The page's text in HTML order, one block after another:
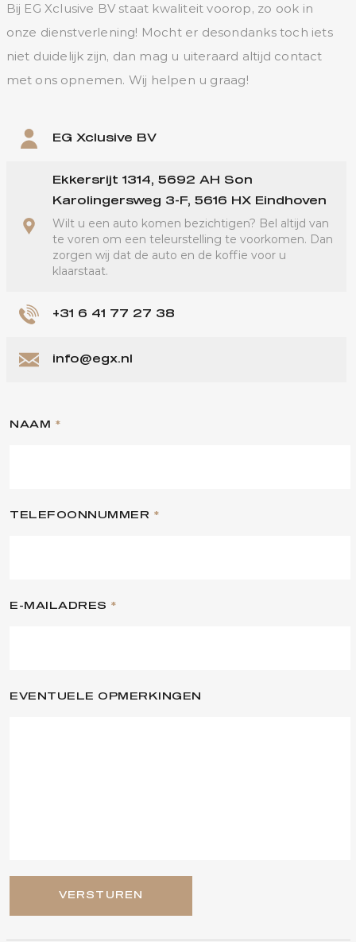
Bij EG Xclusive BV staat kwaliteit voorop, zo ook in
onze dienstverlening! Mocht er desondanks toch iets
niet duidelijk zijn, dan mag u uiteraard altijd contact
met ons opnemen. Wij helpen u graag!
EG Xclusive BV
Ekkersrijt 1314, 5692 AH Son
Karolingersweg 3-F, 5616 HX Eindhoven
Wilt u een auto komen bezichtigen? Bel altijd van
te voren om een teleurstelling te voorkomen. Dan
zorgen wij dat de auto en de koffie voor u
klaarstaat.
+31 6 41 77 27 38
info@egx.nl
NAAM *
TELEFOONNUMMER *
E-MAILADRES *
EVENTUELE OPMERKINGEN
VERSTUREN